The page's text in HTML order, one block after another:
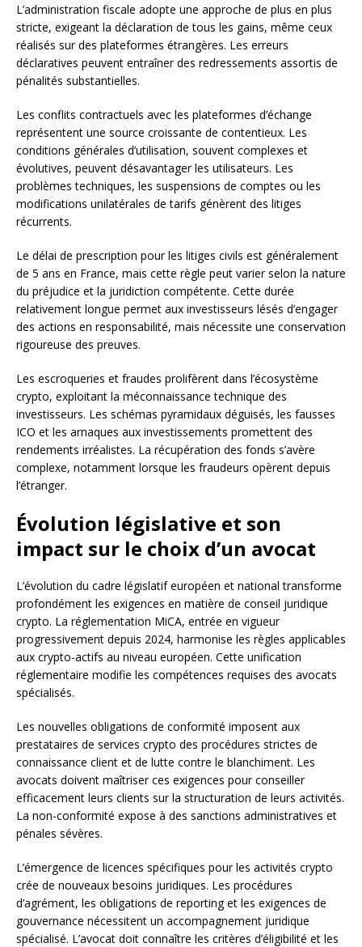
L’administration fiscale adopte une approche de plus en plus
stricte, exigeant la déclaration de tous les gains, même ceux
réalisés sur des plateformes étrangères. Les erreurs
déclaratives peuvent entraîner des redressements assortis de
pénalités substantielles.
Les conflits contractuels avec les plateformes d’échange
représentent une source croissante de contentieux. Les
conditions générales d’utilisation, souvent complexes et
évolutives, peuvent désavantager les utilisateurs. Les
problèmes techniques, les suspensions de comptes ou les
modifications unilatérales de tarifs génèrent des litiges
récurrents.
Le délai de prescription pour les litiges civils est généralement
de 5 ans en France, mais cette règle peut varier selon la nature
du préjudice et la juridiction compétente. Cette durée
relativement longue permet aux investisseurs lésés d’engager
des actions en responsabilité, mais nécessite une conservation
rigoureuse des preuves.
Les escroqueries et fraudes prolifèrent dans l’écosystème
crypto, exploitant la méconnaissance technique des
investisseurs. Les schémas pyramidaux déguisés, les fausses
ICO et les arnaques aux investissements promettent des
rendements irréalistes. La récupération des fonds s’avère
complexe, notamment lorsque les fraudeurs opèrent depuis
l’étranger.
Évolution législative et son
impact sur le choix d’un avocat
L’évolution du cadre législatif européen et national transforme
profondément les exigences en matière de conseil juridique
crypto. La réglementation MiCA, entrée en vigueur
progressivement depuis 2024, harmonise les règles applicables
aux crypto-actifs au niveau européen. Cette unification
réglementaire modifie les compétences requises des avocats
spécialisés.
Les nouvelles obligations de conformité imposent aux
prestataires de services crypto des procédures strictes de
connaissance client et de lutte contre le blanchiment. Les
avocats doivent maîtriser ces exigences pour conseiller
efficacement leurs clients sur la structuration de leurs activités.
La non-conformité expose à des sanctions administratives et
pénales sévères.
L’émergence de licences spécifiques pour les activités crypto
crée de nouveaux besoins juridiques. Les procédures
d’agrément, les obligations de reporting et les exigences de
gouvernance nécessitent un accompagnement juridique
spécialisé. L’avocat doit connaître les critères d’éligibilité et les